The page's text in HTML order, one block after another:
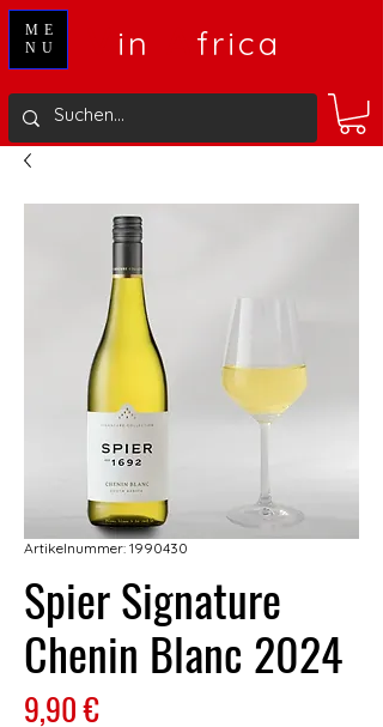
in frica
ME
NU
Artikelnummer: 1990430
Spier Signature
Chenin Blanc 2024
9,90 €Preis